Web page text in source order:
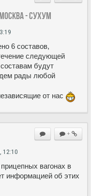
- Сухум
6 составов,
следующей
будут
рады любой
от нас
+
12:10
вагонах в
информацией об этих